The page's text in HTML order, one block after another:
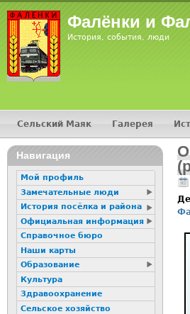
Фалёнки и
История, события, люди
О
Главное меню
Сельский Маяк Галерея
Навигация
Мой профиль
Замечательные люди
История посёлка и района
Официальная информация
Справочное бюро
Наши карты
Образование
Культура
Здравоохранение
Сельское хозяйство